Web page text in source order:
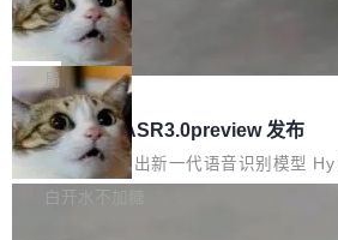
件之中，形成高度复杂的知识关联网络。
代码检索手段（如关键词匹配、目录遍历）
在语法层面完成文本定位，难以触及代码的
内涵与结构关联，导致开发者使用代码智能
理解大规模代码仓时面临显著"代码仓理解"
颈。 代码仓深度理解服务（以下简称"
e深度理解服务"）是华为云码道（
数据。 王某2024年1月入职东城区某科技
短剧部门，有互联网大厂背景。在公司内部
调整期间，部门三次通知全员将数据从A
移到B集群，王某都回复了"收到"。 他没有
数据。2024年9月3日下午4点，他使用此
的账号密码进入A集群，输入了一条被程序
称为"删库跑路"的命令——最高管理员权
Cloudflare 分享推理优化实践：KV ca
che 量化 + 权重压缩，吞吐量提升 4
1%，成本降 30%
Kimi 和 GLM 是当前最强的大模型系列之
它们有一个共同的问题：太吃显存了。月
的 Kimi K 系列和智谱的 GLM 都是长上下
oE 架构的大模型，好用到让人上瘾，但
存永远不够用。 Cloudflare 的 Workers AI
一直在跑这些模型的推理。他们在官方博
局
腾讯混元 Hy ASR3.0preview 发布
腾讯混元正式推出新一代语音识别模型 Hy
3.0preview。基于最新一代大语言模型
白开水不加糖